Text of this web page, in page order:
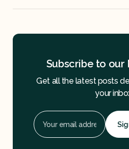
Subscribe to
Get all the latest posts
your